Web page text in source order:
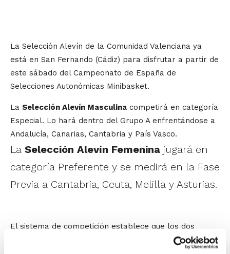
La Selección Alevín de la Comunidad Valenciana ya
está en San Fernando (Cádiz) para disfrutar a partir de
este sábado del Campeonato de España de
Selecciones Autonómicas Minibasket.
La Selección Alevín Masculina competirá en categoría
Especial. Lo hará dentro del Grupo A enfrentándose a
Andalucía, Canarias, Cantabria y País Vasco.
La Selección Alevín Femenina jugará en
categoría Preferente y se medirá en la Fase
Previa a Cantabria, Ceuta, Melilla y Asturias.
El sistema de competición establece que los dos